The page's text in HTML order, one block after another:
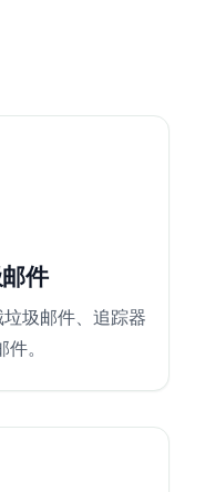
件
圾邮件、追踪器
。